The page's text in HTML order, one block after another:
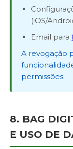
(iOS/
Email para
A revogação
permissões.
8. BAG
E USO DE